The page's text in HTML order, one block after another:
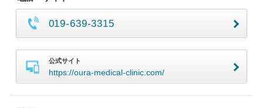
019-639-3315
公式サイト
https://oura-medical-clinic.com/